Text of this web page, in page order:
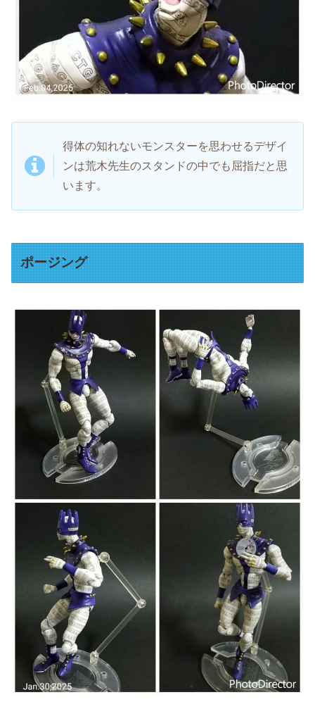
得体の知れないモンスターを思わせるデザイ
ンは荒木先生のスタンドの中でも屈指だと思
います。
ポージング